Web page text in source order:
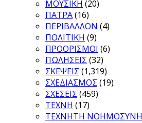
ΜΟΥΣΙΚΗ (20)
ΠΑΤΡΑ(16)
ΠΕΡΙΒΑΛΛΟΝ (4)
ΠΟΛΙΤΙΚΗ (9)
ΠΡΟΟΡΙΣΜΟΙ (6)
ΠΩΛΗΣΕΙΣ (32)
ΣΚΕΨΕΙΣ (1,319)
ΣΧΕΔΙΑΣΜΟΣ (19)
ΣΧΕΣΕΙΣ (459)
ΤΕΧΝΗ (17)
ΤΕΧΝΗΤΗ ΝΟΗΜΟΣΥΝΗ